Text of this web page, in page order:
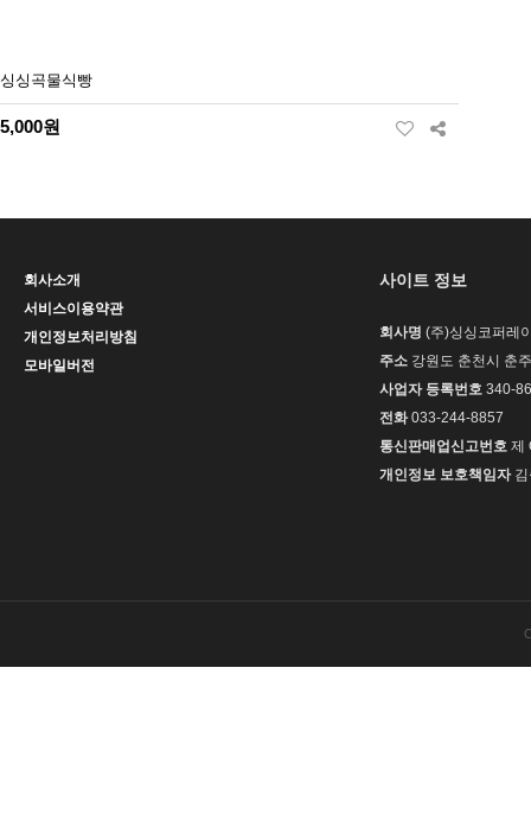
싱싱곡물식빵
5,000원
회사소개
서비스이용약관
개인정보처리방침
모바일버전
사이트 정보
회사명 (주)싱싱코퍼레
주소 강원도 춘천시 춘
사업자 등록번호 340-
전화033-244-8857
통신판매업신고번호 제
개인정보 보호책임자김